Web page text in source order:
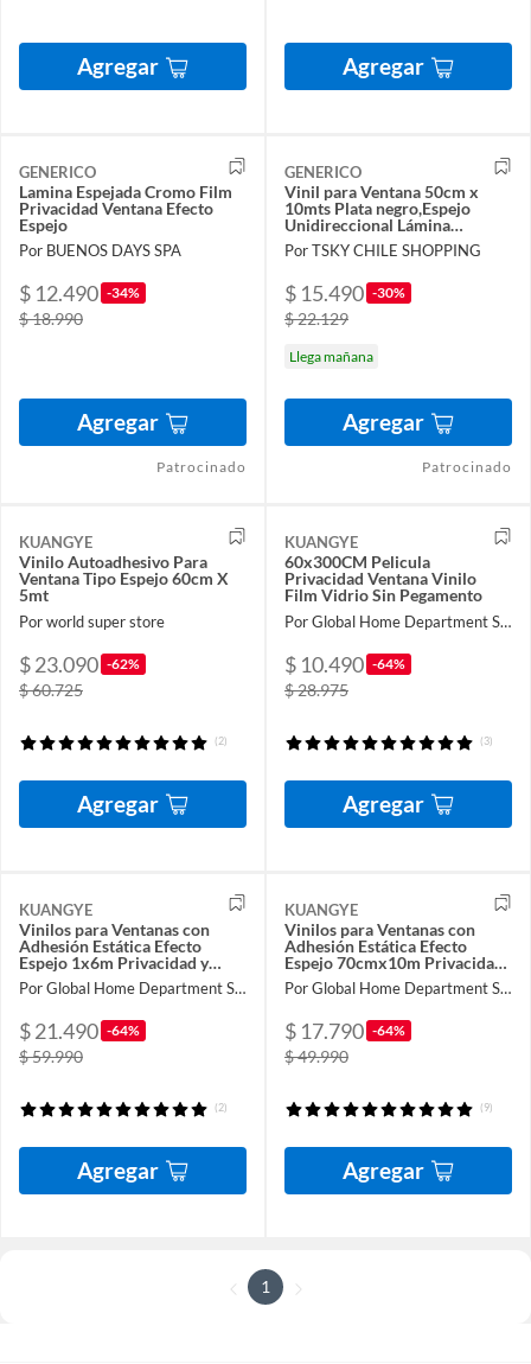
Agregar Agregar
GENERICO
Lamina Espejada Cromo Film
Privacidad Ventana Efecto
Espejo
Por BUENOS DAYS SPA
$ 12.490 -34%
$ 18.990
Agregar
Patrocinado
GENERICO
Vinil para Ventana 50cm x
10mts Plata negro,Espejo
Unidireccional Lámina
Protector Solar Privacidad
Por TSKY CHILE SHOPPING
$ 15.490 -30%
$ 22.129
Llega mañana
Agregar
Patrocinado
KUANGYE
Vinilo Autoadhesivo Para
Ventana Tipo Espejo 60cm X
5mt
Por world super store
$ 23.090 -62%
$ 60.725
(2)
Agregar
KUANGYE
60x300CM Pelicula
Privacidad Ventana Vinilo
Film Vidrio Sin Pegamento
Por Global Home Department Store
$ 10.490 -64%
$ 28.975
(3)
Agregar
KUANGYE
Vinilos para Ventanas con
Adhesión Estática Efecto
Espejo 1x6m Privacidad y
Protección UV
Por Global Home Department Store
$ 21.490 -64%
$ 59.990
(2)
Agregar
KUANGYE
Vinilos para Ventanas con
Adhesión Estática Efecto
Espejo 70cmx10m Privacidad
y Protección UV
Por Global Home Department Store
$ 17.790 -64%
$ 49.990
(9)
Agregar
1